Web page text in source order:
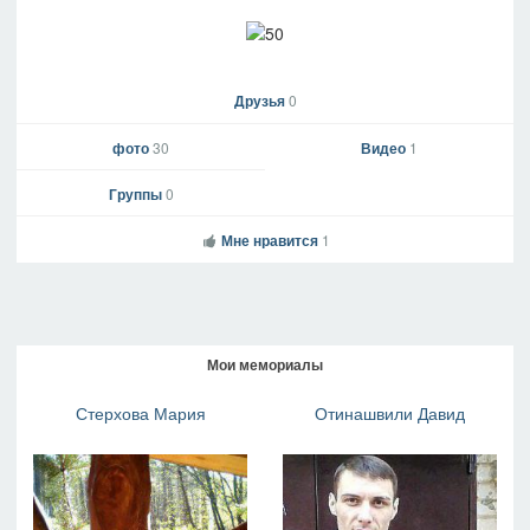
Друзья0
фото30 Видео 1
Группы0
Мне нравится 1
Мои мемориалы
Стерхова Мария Отинашвили Давид